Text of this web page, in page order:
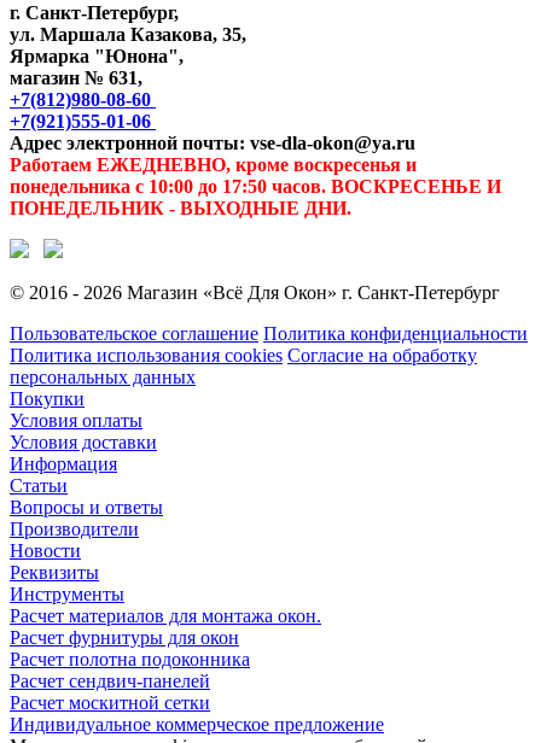
г. Санкт-Петербург,
ул. Маршала Казакова, 35,
Ярмарка "Юнона",
магазин № 631,
+7(812)980-08-60
+7(921)555-01-06
Адрес электронной почты: vse-dla-okon@ya.ru
Работаем ЕЖЕДНЕВНО, кроме воскресенья и
понедельника с 10:00 до 17:50 часов. ВОСКРЕСЕНЬЕ И
ПОНЕДЕЛЬНИК - ВЫХОДНЫЕ ДНИ.
© 2016 - 2026 Магазин «Всё Для Окон» г. Санкт-Петербург
Пользовательское соглашение Политика конфиденциальности
Политика использования cookies Согласие на обработку
персональных данных
Покупки
Условия оплаты
Условия доставки
Информация
Статьи
Вопросы и ответы
Производители
Новости
Реквизиты
Инструменты
Расчет материалов для монтажа окон.
Расчет фурнитуры для окон
Расчет полотна подоконника
Расчет сендвич-панелей
Расчет москитной сетки
Индивидуальное коммерческое предложение